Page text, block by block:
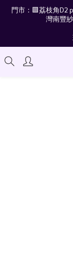
門市：🟪荔枝角D2
灣南豐